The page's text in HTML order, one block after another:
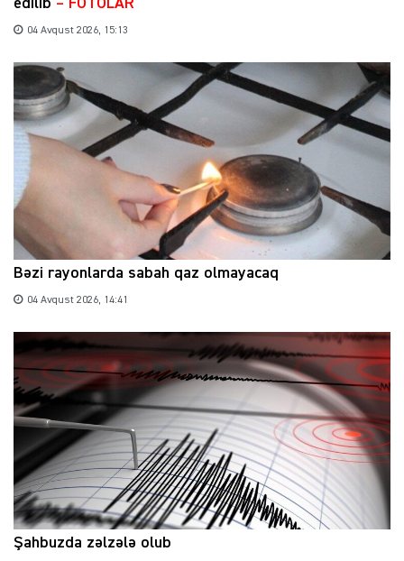
04 Avqust 2026, 15:13
Bəzi rayonlarda sabah qaz olmayacaq
04 Avqust 2026, 14:41
Şahbuzda zəlzələ olub